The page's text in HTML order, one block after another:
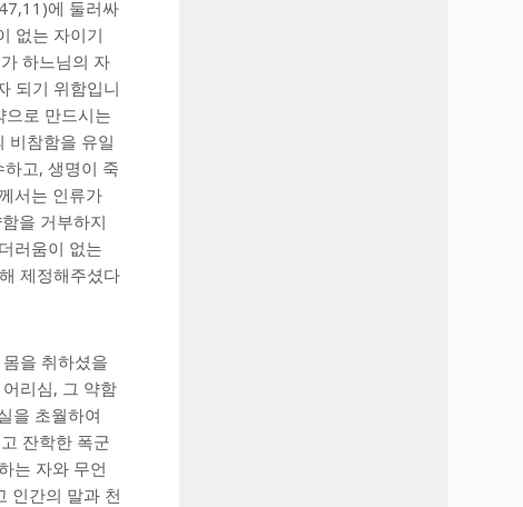
에 둘러싸
없는 자이기
하느님의 자
되기 위함입니
으로 만드시는
비참함을 유일
고, 생명이 죽
서는 인류가
을 거부하지
러움이 없는
제정해주셨다
을 취하셨을
리심, 그 약함
을 초월하여
잔학한 폭군
는 자와 무언
인간의 말과 천